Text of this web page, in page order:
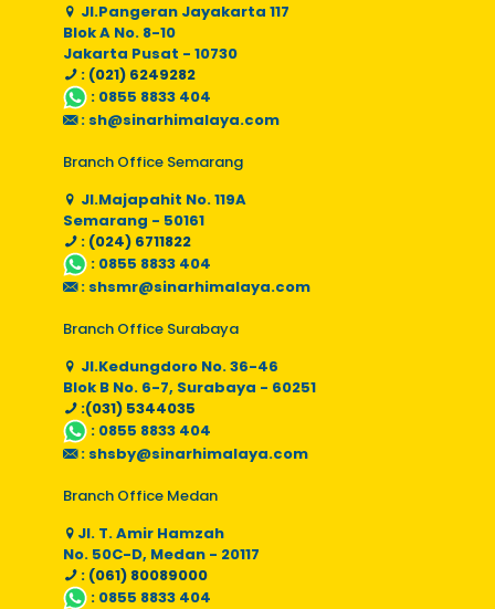
Jl.Pangeran Jayakarta 117
Blok A No. 8-10
Jakarta Pusat - 10730
: (021) 6249282
: 0855 8833 404
: sh@sinarhimalaya.com
Branch Office Semarang
Jl.Majapahit No. 119A
Semarang - 50161
: (024) 6711822
: 0855 8833 404
: shsmr@sinarhimalaya.com
Branch Office Surabaya
Jl.Kedungdoro No. 36-46
Blok B No. 6-7, Surabaya - 60251
:(031) 5344035
: 0855 8833 404
: shsby@sinarhimalaya.com
Branch Office Medan
Jl. T. Amir Hamzah
No. 50C-D, Medan - 20117
: (061) 80089000
: 0855 8833 404